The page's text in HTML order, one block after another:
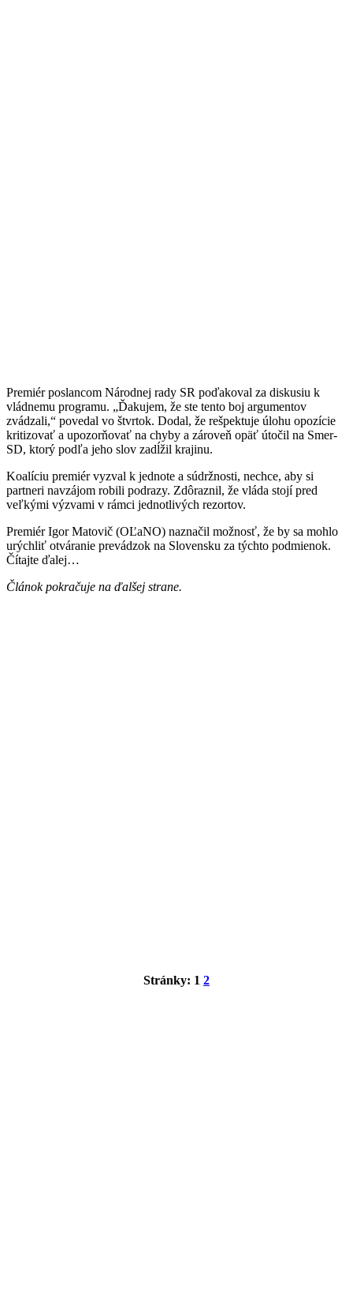
Premiér poslancom Národnej rady SR poďakoval za diskusiu k
vládnemu programu. „Ďakujem, že ste tento boj argumentov
zvádzali,“ povedal vo štvrtok. Dodal, že rešpektuje úlohu opozície
kritizovať a upozorňovať na chyby a zároveň opäť útočil na Smer-
SD, ktorý podľa jeho slov zadĺžil krajinu.
Koalíciu premiér vyzval k jednote a súdržnosti, nechce, aby si
partneri navzájom robili podrazy. Zdôraznil, že vláda stojí pred
veľkými výzvami v rámci jednotlivých rezortov.
Premiér Igor Matovič (OĽaNO) naznačil možnosť, že by sa mohlo
urýchliť otváranie prevádzok na Slovensku za týchto podmienok.
Čítajte ďalej…
Článok pokračuje na ďalšej strane.
Stránky: 1 2